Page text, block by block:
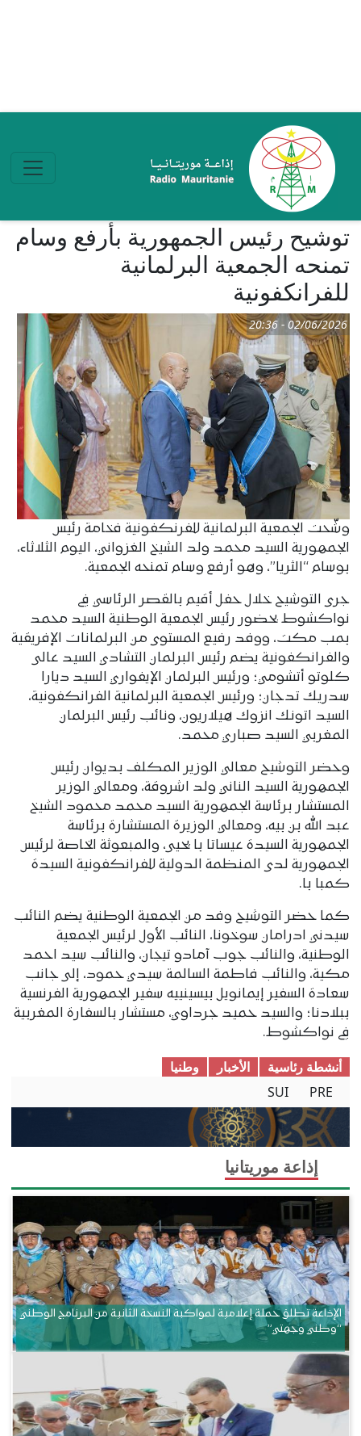
توشيح رئيس الجمهورية بأرفع وسام
تمنحه الجمعية البرلمانية
للفرانكفونية
02/06/2026 - 20:36
وشّحت الجمعية البرلمانية للفرنكفونية فخامة رئيس
الجمهورية السيد محمد ولد الشيخ الغزواني، اليوم الثلاثاء،
بوسام “الثريا”، وهو أرفع وسام تمنحه الجمعية.
جرى التوشيح خلال حفل أقيم بالقصر الرئاسي في
نواكشوط بحضور رئيس الجمعية الوطنية السيد محمد
بمب مكت، ووفد رفيع المستوى من البرلمانات الإفريقية
والفرانكفونية يضم رئيس البرلمان التشادي السيد عالى
كلوتو أتشومي؛ ورئيس البرلمان الإيفواري السيد ديارا
سدريك تدجان؛ ورئيس الجمعية البرلمانية الفرانكفونية،
السيد اتونك انزوك هيلاريون، ونائب رئيس البرلمان
المغربي السيد صباري محمد.
وحضر التوشيح معالي الوزير المكلف بديوان رئيس
الجمهورية السيد الناني ولد اشروقة، ومعالي الوزير
المستشار برئاسة الجمهورية السيد محمد محمود الشيخ
عبد الله بن بيه، ومعالي الوزيرة المستشارة برئاسة
الجمهورية السيدة عيساتا با يحيى، والمبعوثة الخاصة لرئيس
الجمهورية لدى المنظمة الدولية للفرانكفونية السيدة
كمبا با.
كما حضر التوشيح وفد من الجمعية الوطنية يضم النائب
سيدني ادرامان سوخونا، النائب الأول لرئيس الجمعية
الوطنية، والنائب جوب آمادو تیجان، والنائب سيد احمد
مكية، والنائب فاطمة السالمة سيدي حمود، إلى جانب
سعادة السفير إيمانويل بيسينييه سفير الجمهورية الفرنسية
ببلادنا؛ والسيد حمید جرداوي، مستشار بالسفارة المغربية
في نواكشوط.
أنشطة رئاسية الأخبار
وطنیا
PRE
SUI
إذاعة موريتانيا
الإذاعة تطلق حملة إعلامية لمواكبة النسخة الثانية من البرنامج الوطني
“وطني وجهتي”